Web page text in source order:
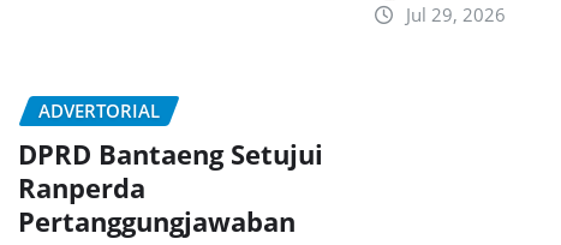
Jul 29, 2026
ADVERTORIAL
DPRD Bantaeng Setujui
Ranperda
Pertanggungjawaban